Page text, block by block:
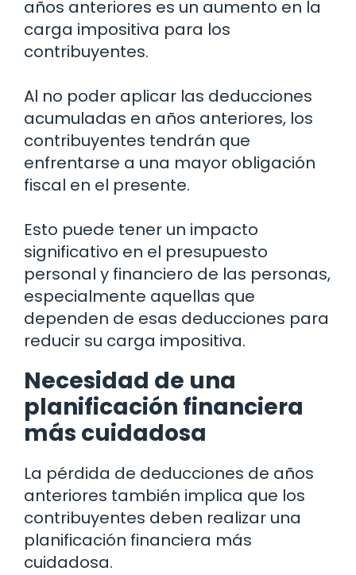
años anteriores es un aumento en la
carga impositiva para los
contribuyentes.
Al no poder aplicar las deducciones
acumuladas en años anteriores, los
contribuyentes tendrán que
enfrentarse a una mayor obligación
fiscal en el presente.
Esto puede tener un impacto
significativo en el presupuesto
personal y financiero de las personas,
especialmente aquellas que
dependen de esas deducciones para
reducir su carga impositiva.
Necesidad de una
planificación financiera
más cuidadosa
La pérdida de deducciones de años
anteriores también implica que los
contribuyentes deben realizar una
planificación financiera más
cuidadosa.